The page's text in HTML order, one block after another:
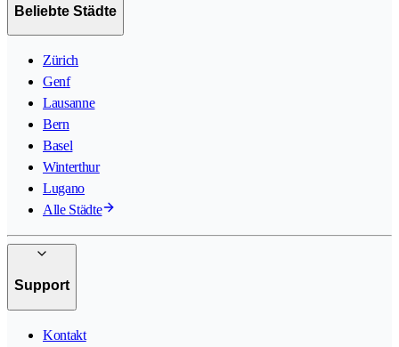
Beliebte Städte
Zürich
Genf
Lausanne
Bern
Basel
Winterthur
Lugano
Alle Städte
Support
Kontakt